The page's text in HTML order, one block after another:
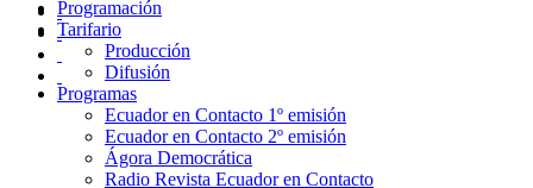
Programación
Tarifario
Producción
Difusión
Programas
Ecuador en Contacto 1º emisión
Ecuador en Contacto 2º emisión
Ágora Democrática
Radio Revista Ecuador en Contacto